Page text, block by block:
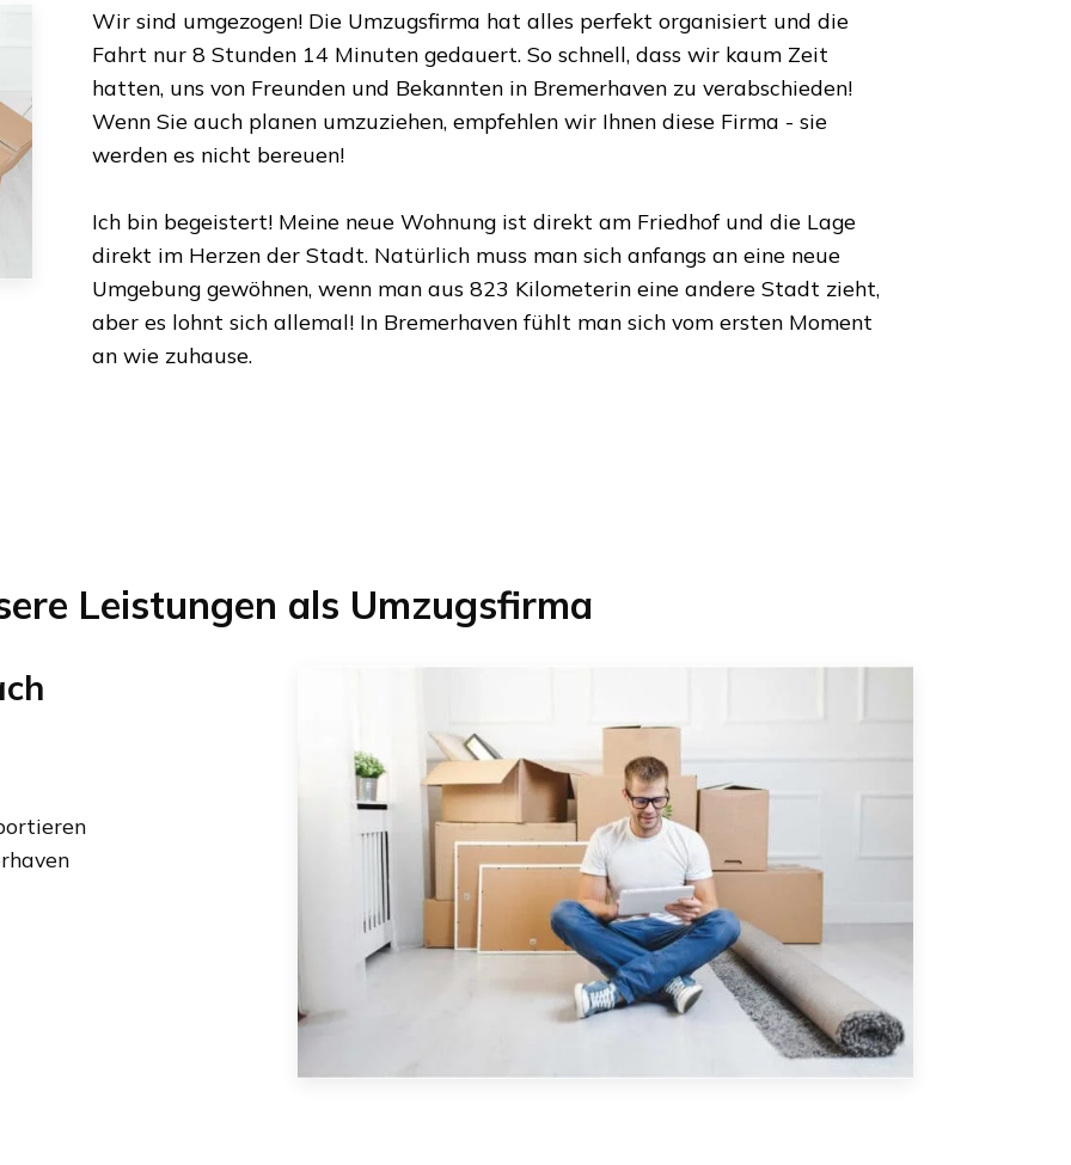
Wir sind umgezogen! Die Umzugsfirma hat alles perfekt organisiert und die
Fahrt nur8 Stunden 14 Minuten gedauert. So schnell, dass wir kaum Zeit
hatten, uns von Freunden und Bekannten in Bremerhaven zu verabschieden!
Wenn Sie auch planen umzuziehen, empfehlen wir Ihnen diese Firma - sie
werden es nicht bereuen!
Ich bin begeistert! Meine neue Wohnung ist direkt am Friedhof und die Lage
direkt im Herzen der Stadt. Natürlich muss man sich anfangs an eine neue
Umgebung gewöhnen, wenn man aus823 Kilometerin eine andere Stadt zieht,
aber es lohnt sich allemal! In Bremerhaven fühlt man sich vom ersten Moment
an wie zuhause.
Leistungen als Umzugsfirma